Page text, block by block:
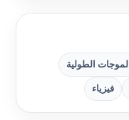
الموجات الطولية
فيزياء